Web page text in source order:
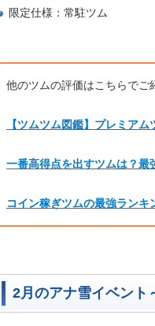
限定仕様：常駐ツム
他のツムの評価はこちらでご
【ツムツム図鑑】プレミアム
一番高得点を出すツムは？最
コイン稼ぎツムの最強ランキ
2月のアナ雪イベント